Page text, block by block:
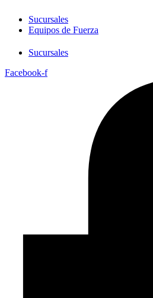
Sucursales
Equipos de Fuerza
Sucursales
Facebook-f